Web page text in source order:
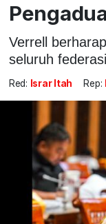
Verrell
seluruh
Red: Israr Itah Rep: